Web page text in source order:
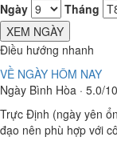
Ngày
Tháng
XEM NGÀY
Điều hướng nhanh
VỀ NGÀY HÔM NAY
Ngày Bình Hòa · 5.0/10
Trực Định (ngày yên
đạo nên phù hợp với